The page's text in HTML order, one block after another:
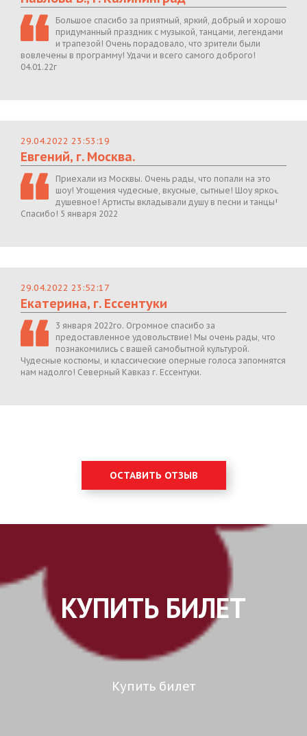
Большое спасибо за приятный, яркий, добрый и хорошо
придуманный праздник с музыкой, танцами, легендами
и трапезой! Очень порадовало, что зрители были
вовлечены в программу! Удачи и всего самого доброго!
04.01.22г
29.04.2022 23:53:19
Евгений, г. Москва.
Приехали из Москвы. Очень рады, что попали на это
шоу! Угощения чудесные, вкусные, сытные! Шоу яркое,
душевное! Артисты вкладывали душу в песни и танцы!
Спасибо! 5 января 2022
29.04.2022 23:52:17
Екатерина, г. Ессентуки
3 января 2022го. Огромное спасибо за
предоставленное удовольствие! Мы очень рады, что
познакомились с вашей самобытной культурой.
Чудесные костюмы, и классические оперные голоса запомнятся
нам надолго! Северный Кавказ г. Ессентуки.
ОСТАВИТЬ ОТЗЫВ
КУПИТЬ БИЛЕТ
Купить билет